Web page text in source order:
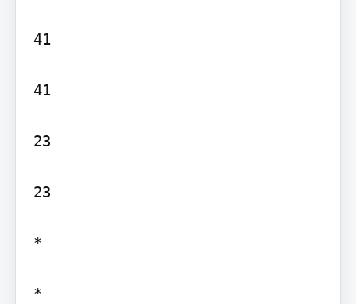
41
41
23
23
*
*